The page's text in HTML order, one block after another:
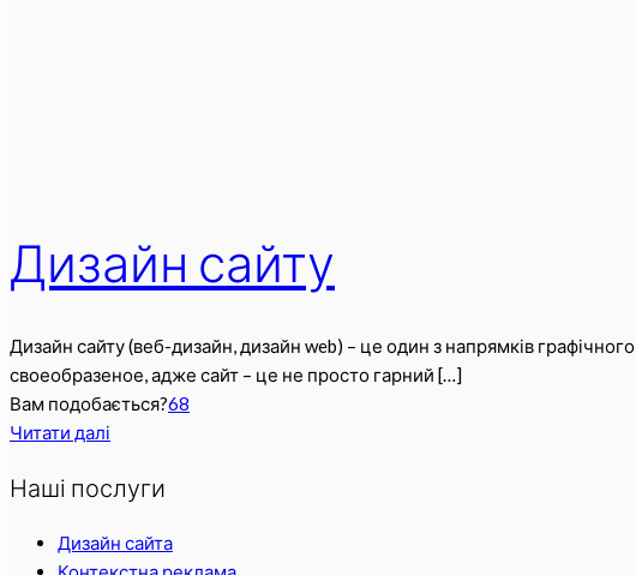
Дизайн сайту
Дизайн сайту (веб-дизайн, дизайн web) – це один з напрямків
своеобразеное, адже сайт – це не просто гарний […]
Вам подобається?68
Читати далі
Наші послуги
Дизайн сайта